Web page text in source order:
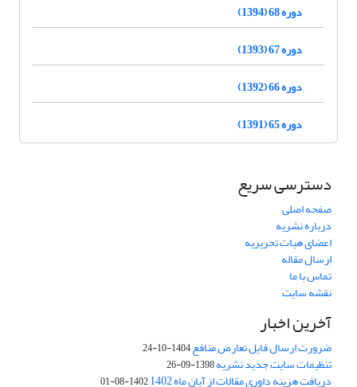
دوره 68 (1394)
دوره 67 (1393)
دوره 66 (1392)
دوره 65 (1391)
دسترسی سریع
صفحه اصلی
درباره نشریه
اعضای هیات تحریریه
ارسال مقاله
تماس با ما
نقشه سایت
آخرین اخبار
ضرورت ارسال فایل تعارض منافع1404-10-24
تنظیمات سایت جدید نشریه1398-09-26
دریافت هزینه داوری مقالات از آبان ماه 1402 1402-08-01